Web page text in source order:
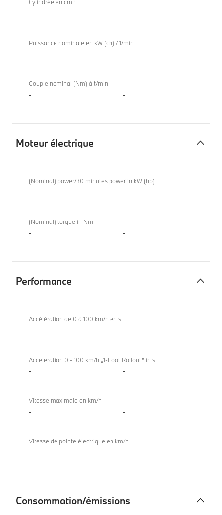
Cylindrée en cm³
- -
Puissance nominale en kW (ch) / 1/min
- -
Couple nominal (Nm) à t/min
- -
Moteur électrique
électrique
xDrive20i
(Nominal) power/30 minutes power in kW (hp)
- -
(Nominal) torque in Nm
- -
Performance
xDrive20i
Accélération de 0 à 100 km/h en s
- -
Acceleration 0 - 100 km/h „1-Foot Rollout“ in s
- -
Vitesse maximale en km/h
- -
Vitesse de pointe électrique en km/h
- -
Consommation/émissions